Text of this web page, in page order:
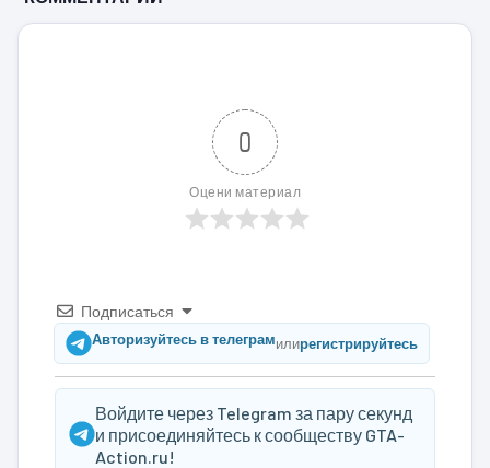
0
Оцени материал
Подписаться
Авторизуйтесь в телеграмилирегистрируйтесь
Войдите через Telegram за пару секунд
и присоединяйтесь к сообществу GTA-
Action.ru!